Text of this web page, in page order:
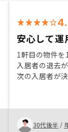
安心して運
1軒目の物件
入居者の退去
次の入居者が
小限となって
のサポートも
り、不安も少
30代後半 /